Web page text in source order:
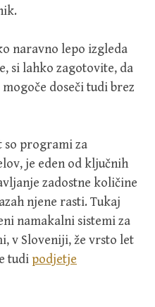
naravno lepo izgleda
si lahko zagotovite, da
doseči tudi brez
so programi za
je eden od ključnih
zadostne količine
njene rasti. Tukaj
namakalni sistemi za
v Sloveniji, že vrsto let
tudi podjetje